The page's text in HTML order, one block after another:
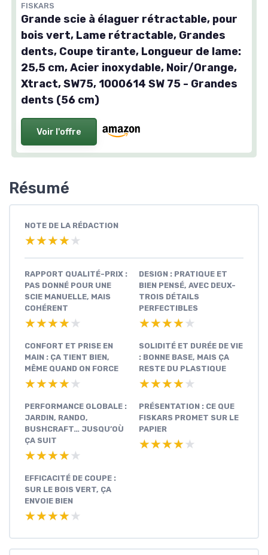
FISKARS
Grande scie à élaguer rétractable, pour
bois vert, Lame rétractable, Grandes
dents, Coupe tirante, Longueur de lame:
25,5 cm, Acier inoxydable, Noir/Orange,
Xtract, SW75, 1000614 SW 75 - Grandes
dents (56 cm)
Voir l'offre
Résumé
NOTE DE LA RÉDACTION
★★★★★
★★★★★
RAPPORT QUALITÉ-PRIX :
PAS DONNÉ POUR UNE
SCIE MANUELLE, MAIS
COHÉRENT
★★★★★
★★★★★
DESIGN : PRATIQUE ET
BIEN PENSÉ, AVEC DEUX-
TROIS DÉTAILS
PERFECTIBLES
★★★★★
★★★★★
CONFORT ET PRISE EN
MAIN : ÇA TIENT BIEN,
MÊME QUAND ON FORCE
★★★★★
★★★★★
SOLIDITÉ ET DURÉE DE VIE
: BONNE BASE, MAIS ÇA
RESTE DU PLASTIQUE
★★★★★
★★★★★
PERFORMANCE GLOBALE :
JARDIN, RANDO,
BUSHCRAFT… JUSQU’OÙ
ÇA SUIT
★★★★★
★★★★★
PRÉSENTATION : CE QUE
FISKARS PROMET SUR LE
PAPIER
★★★★★
★★★★★
EFFICACITÉ DE COUPE :
SUR LE BOIS VERT, ÇA
ENVOIE BIEN
★★★★★
★★★★★